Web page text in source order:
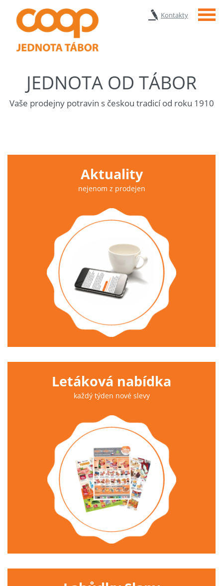
Kontakty Menu
JEDNOTA OD TÁBOR
Vaše prodejny potravin s českou tradicí od roku 1910
Aktuality
nejenom z prodejen
Letáková nabídka
každý týden nové slevy